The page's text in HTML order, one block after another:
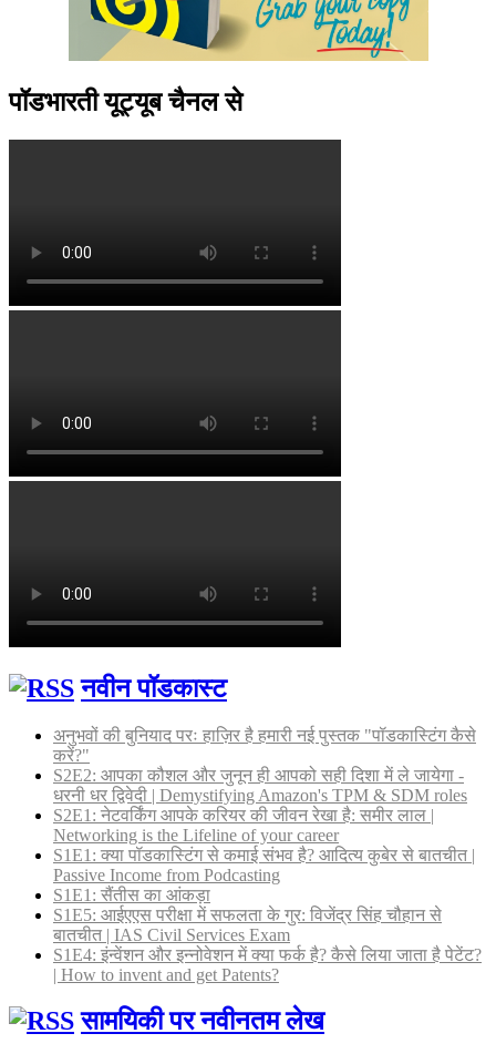
पॉडभारती यूट्यूब चैनल से
नवीन पॉडकास्ट
अनुभवों की बुनियाद परः हाज़िर है हमारी नई पुस्तक "पॉडकास्टिंग कैसे
करें?"
S2E2: आपका कौशल और जुनून ही आपको सही दिशा में ले जायेगा -
धरनी धर द्विवेदी | Demystifying Amazon's TPM & SDM roles
S2E1: नेटवर्किंग आपके करियर की जीवन रेखा है: समीर लाल |
Networking is the Lifeline of your career
S1E1: क्या पॉडकास्टिंग से कमाई संभव है? आदित्य कुबेर से बातचीत |
Passive Income from Podcasting
S1E1: सैंतीस का आंकड़ा
S1E5: आईएएस परीक्षा में सफलता के गुर: विजेंद्र सिंह चौहान से
बातचीत | IAS Civil Services Exam
S1E4: इंन्वेंशन और इन्नोवेशन में क्या फर्क है? कैसे लिया जाता है पेटेंट?
| How to invent and get Patents?
सामयिकी पर नवीनतम लेख